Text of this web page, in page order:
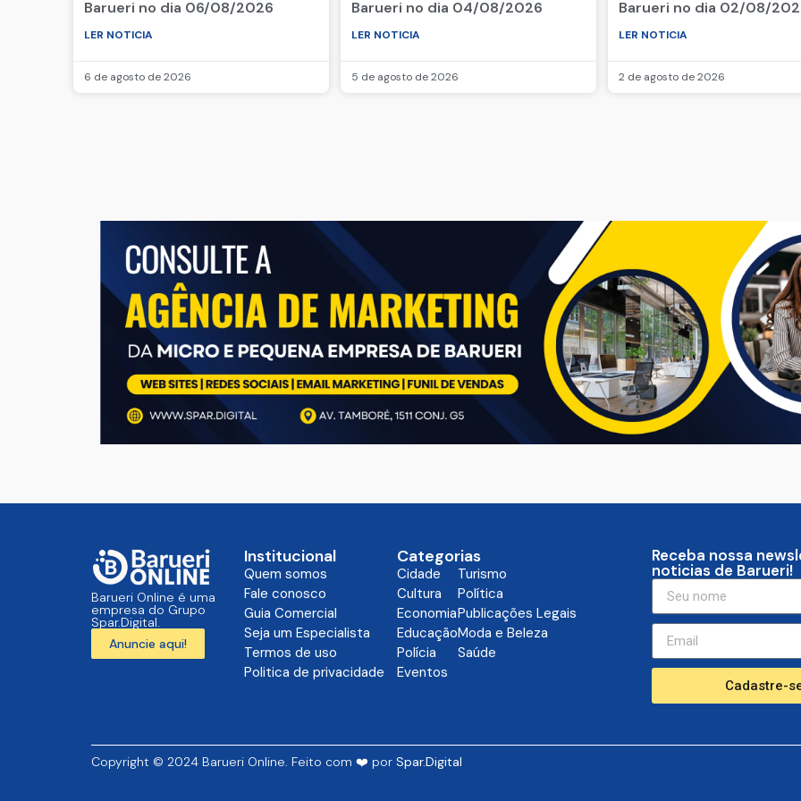
Barueri no dia 06/08/2026
LER NOTICIA
6 de agosto de 2026
Barueri no dia 04/08/2026
LER NOTICIA
5 de agosto de 2026
Barueri no dia 02/08/
LER NOTICIA
2 de agosto de 2026
Barueri Online é uma
empresa do Grupo
Spar.Digital.
Anuncie aqui!
Institucional
Quem somos
Fale conosco
Guia Comercial
Seja um Especialista
Termos de uso
Politica de privacidade
Categorias
Cidade
Cultura
Economia
Educação
Polícia
Eventos
Turismo
Política
Publicações Legais
Moda e Beleza
Saúde
Receba nossa
noticias de Barueri!
Cadastre-
Copyright © 2024 Barueri Online. Feito com ❤️ por Spar.Digital